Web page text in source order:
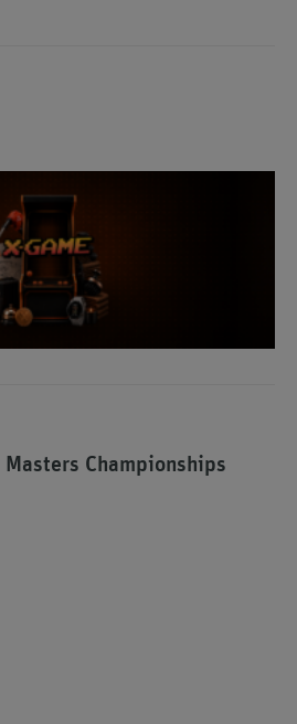
Championships